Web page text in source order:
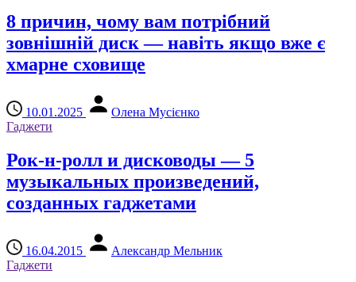
8 причин, чому вам потрібний
зовнішній диск — навіть якщо вже є
хмарне сховище
10.01.2025
Олена Мусієнко
Гаджети
Рок-н-ролл и дисководы — 5
музыкальных произведений,
созданных гаджетами
16.04.2015
Александр Мельник
Гаджети